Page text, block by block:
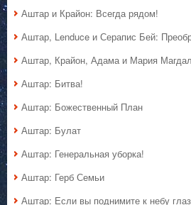
Аштар и Крайон: Всегда рядом!
Аштар, Lenduce и Серапис Бей:
Аштар, Крайон, Адама и Мария
Аштар: Битва!
Аштар: Божественный План
Аштар: Булат
Аштар: Генеральная уборка!
Аштар: Герб Семьи
Аштар: Если вы поднимите к небу